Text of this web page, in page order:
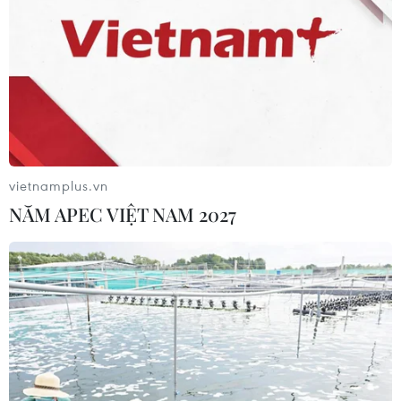
06/08/2026 08:29
Hàn Quốc tăng cường giải pháp
ngăn chặn đánh bạc trực tuyến trong
quân đội
sẽ thăm cấp Nhà nước tới Australia và
New Zealand
06/08/2026 04:30
Mỹ phát tín hiệu ủng hộ ổn định
đồng won của Hàn Quốc
vietnamplus.vn
NĂM APEC VIỆT NAM 2027